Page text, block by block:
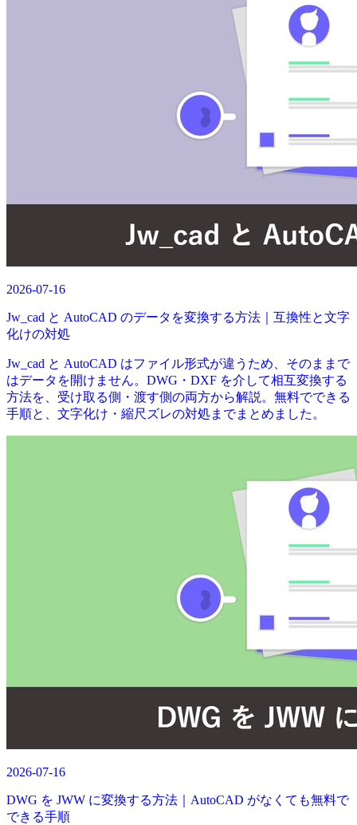
2026-07-16
Jw_cad と AutoCAD のデータを変換する方法｜互換性と文字
化けの対処
Jw_cad と AutoCAD はファイル形式が違うため、そのままで
はデータを開けません。DWG・DXF を介して相互変換する
方法を、受け取る側・渡す側の両方から解説。無料でできる
手順と、文字化け・縮尺ズレの対処までまとめました。
2026-07-16
DWG を JWW に変換する方法｜AutoCAD がなくても無料で
できる手順